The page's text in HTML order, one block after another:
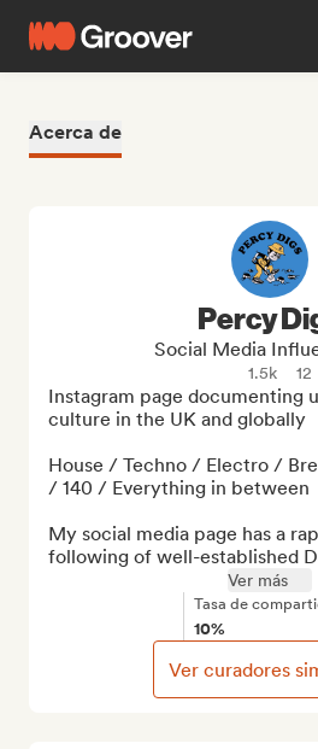
Acerca de
Percy
Social Media
1.5k 12
Instagram page documenting
culture in the UK and globally
House / Techno / Electro /
/ 140 / Everything in between
My social media page has a
following of well-established
Ver más
Tasa de
10%
Ver curadores